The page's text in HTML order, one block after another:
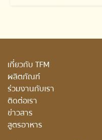
เกี่ยวกับ TFM
ผลิตภัณฑ์
ร่วมงานกับเรา
ติดต่อเรา
ข่าวสาร
สูตรอาหาร